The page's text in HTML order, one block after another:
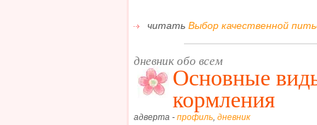
читать Выбор качественной
дневник обо всем
Основные
кормления
адверта - профиль, дневник